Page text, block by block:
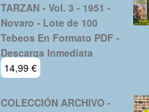
TARZAN - Vol. 3 - 1951 -
Novaro - Lote de 100
Tebeos En Formato PDF -
Descarga Inmediata
14,99 €
COLECCIÓN ARCHIVO -